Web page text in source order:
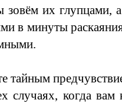
зовём их глупцами,
в минуты
тайным
случаях, когда вам